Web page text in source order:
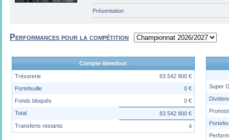
Présentation
Performances pour la compétition
Compte Idemfoot
Trésorerie
83 542 900 €
Portefeuille
0 €
Fonds bloqués
0 €
Total
83 542 900 €
Transferts restants
4
Super